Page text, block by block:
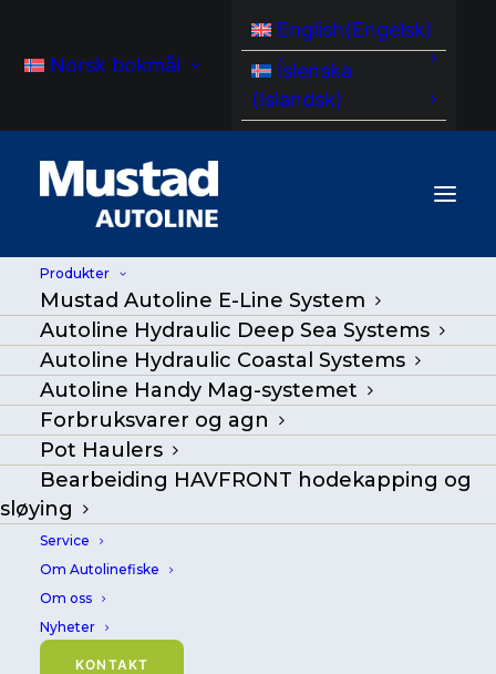
Norsk bokmål
English(Engelsk)
Íslenska
(Islandsk)
Produkter
Mustad Autoline E-Line System
Autoline Hydraulic Deep Sea Systems
Autoline Hydraulic Coastal Systems
Autoline Handy Mag-systemet
Forbruksvarer og agn
Pot Haulers
Bearbeiding HAVFRONT hodekapping og
sløying
Service
Om Autolinefiske
Om oss
Nyheter
KONTAKT
Pottelaster